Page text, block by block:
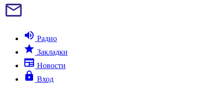
mail_outline
volume_up Радио
star Закладки
newspaper Новости
lock Вход